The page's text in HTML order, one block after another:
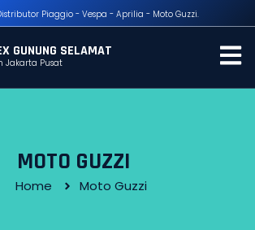
Piaggio - Vespa - Aprilia - Moto Guzzi.
GUNUNG SELAMAT
Jakarta Pusat
MOTO GUZZI
Home Moto Guzzi